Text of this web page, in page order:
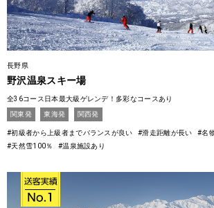
長野県
野沢温泉スキー場
全36コース日本最大級ゲレンデ！多彩なコースあり
関東発
東海発 関西発
#初級者から上級者までバランスが良い #滑走距離が長い
#名
#天然雪100％
#温泉施設あり